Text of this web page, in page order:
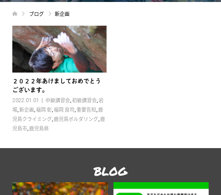
ブログ 新企画
２０２２年あけましておめでとう
ございます。
2022.01.01 中級講習会,初級講習会,岩
場,新企画,福岡 彰,福岡 良司 ,重要告知 ,鹿
児島クライミング ,鹿児島ボルダリング ,鹿
児島市,鹿児島県
BLOG